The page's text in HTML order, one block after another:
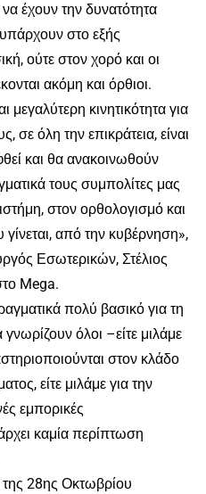
έχουν την δυνατότητα
στο εξής
ούτε στον χορό και οι
ακόμη και όρθιοι.
μεγαλύτερη κινητικότητα για
σε όλη την επικράτεια, είναι
και θα ανακοινωθούν
τους συμπολίτες μας
στον ορθολογισμό και
από την κυβέρνηση»,
Εσωτερικών, Στέλιος
Mega.
πολύ βασικό για τη
γνωρίζουν όλοι –είτε μιλάμε
στον κλάδο
είτε μιλάμε για την
εμπορικές
καμία περίπτωση
της 28ης Οκτωβρίου